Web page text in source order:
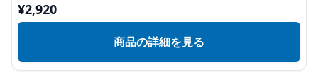
¥2,920
商品の詳細を見る